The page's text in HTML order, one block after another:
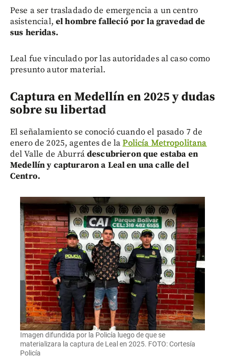
Pese a ser trasladado de emergencia a un centro
asistencial, el hombre falleció por la gravedad de
sus heridas.
Leal fue vinculado por las autoridades al caso como
presunto autor material.
Captura en Medellín en 2025 y dudas
sobre su libertad
El señalamiento se conoció cuando el pasado 7 de
enero de 2025, agentes de laPolicía Metropolitana
del Valle de Aburrádescubrieron que estaba en
Medellín y capturaron a Leal en una calle del
Centro.
Imagen difundida por la Policía luego de que se
materializara la captura de Leal en 2025. FOTO: Cortesía
Policía